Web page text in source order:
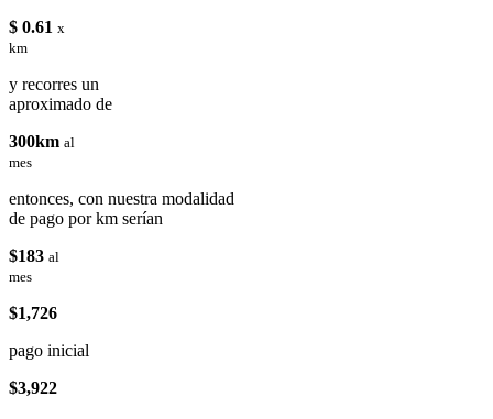
$ 0.61 x
km
y recorres un
aproximado de
300km al
mes
entonces, con nuestra modalidad
de pago por km serían
$183 al
mes
$1,726
pago inicial
$3,922